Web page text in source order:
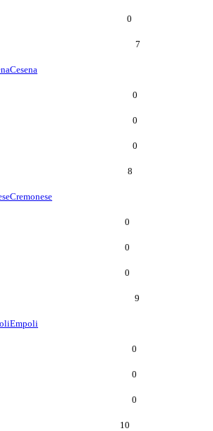
0
7
Cesena
0
0
0
8
Cremonese
0
0
0
9
Empoli
0
0
0
10